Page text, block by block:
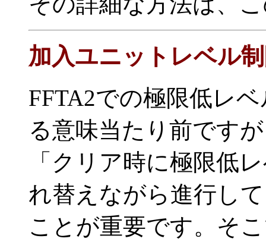
加入ユニットレベル
FFTA2での極限低レ
る意味当たり前ですが
「クリア時に極限低
れ替えながら進行し
ことが重要です。そ